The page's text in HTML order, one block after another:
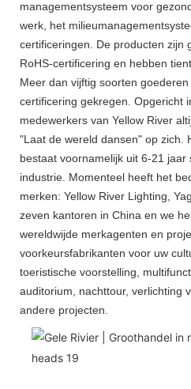
managementsysteem voor
werk, het
certificeringen. De producten zijn
RoHS-certificering en hebben
Meer dan vijftig soorten
certificering gekregen. Opgericht
medewerkers van Yellow River
"Laat de wereld dansen" op zich.
bestaat voornamelijk uit 6-21
industrie. Momenteel heeft het
merken: Yellow River Lighting,
zeven kantoren in China en we
wereldwijde merkagenten en
voorkeursfabrikanten voor uw
toeristische voorstelling,
auditorium, nachttour, verlichting
andere projecten.